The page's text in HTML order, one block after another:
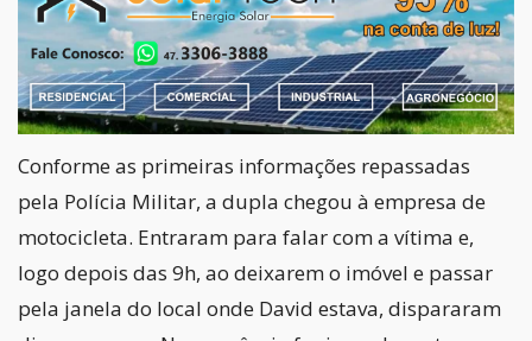
Conforme as primeiras informações repassadas
pela Polícia Militar, a dupla chegou à empresa de
motocicleta. Entraram para falar com a vítima e,
logo depois das 9h, ao deixarem o imóvel e passar
pela janela do local onde David estava, dispararam